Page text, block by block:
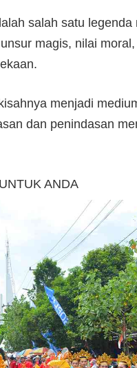
salah satu legenda
magis, nilai
menjadi
dan penindasan
ANDA